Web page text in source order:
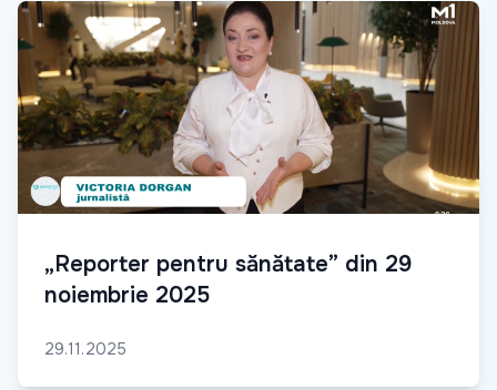
„Reporter pentru sănătate” din 29
noiembrie 2025
29.11.2025